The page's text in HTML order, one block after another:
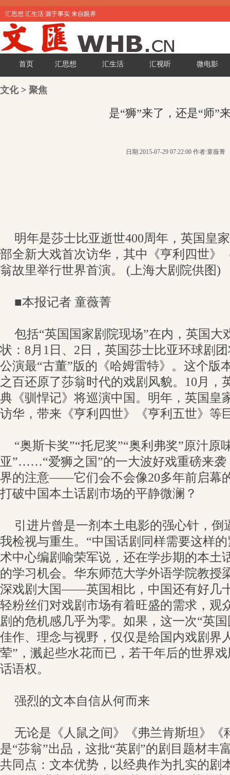
汇思想 汇生活 源于事实 来自眼界
首页 汇思想 汇生活 汇视听 微电影
文化> 聚焦
是“狮”来了，还是“师”
日期:2015-07-29 07:22:00 作者:童薇菁
明年是莎士比亚逝世400周年，英国皇
部全新大戏首次访华，其中《亨利四世》
翁故里举行世界首演。 (上海大剧院供图)
■本报记者 童薇菁
包括“英国国家剧院现场”在内，英国大
状：8月1日、2日，英国莎士比亚环球剧
公演最“古董”版的《哈姆雷特》。这个版
之百还原了莎翁时代的戏剧风貌。10月，
典《驯悍记》将巡演中国。明年，英国皇
访华，带来《亨利四世》《亨利五世》等
“奥斯卡奖”“托尼奖”“奥利弗奖”原汁原
亚”……“爱狮之国”的一大波好戏重磅来袭
界的注意——它们会不会像20多年前启幕
打破中国本土话剧市场的平静微澜？
引进片曾是一剂本土电影的强心针，倒
我检视与重生。“中国话剧同样需要这样
术中心编剧喻荣军说，还在学步期的本土
的学习机会。华东师范大学外语学院教授
深戏剧大国——英国相比，中国还有好几
轻粉丝们对戏剧市场有着旺盛的需求，观
剧的危机感几乎为零。如果，这一次“英
佳作、理念与视野，仅仅是给国内戏剧界
荤”，溅起些水花而已，若干年后的世界
话语权。
强烈的文本自信从何而来
无论是《人鼠之间》《弗兰肯斯坦》《
是“莎翁”出品，这批“英剧”的剧目题材丰
共同点：文本优势，以经典作为扎实的剧